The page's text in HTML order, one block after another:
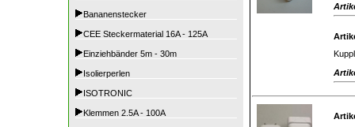
Bananenstecker
CEE Steckermaterial 16A - 125A
Einziehbänder 5m - 30m
Isolierperlen
ISOTRONIC
Klemmen 2.5A - 100A